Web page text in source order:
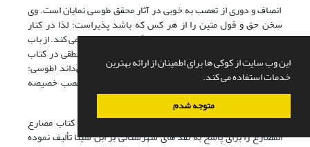
این وب سایت از کوکی ها برای اطمینان از ارائه بهترین
خدمات استفاده می کند.
متوجه شدم
انصاف و دوری از تعصب به خوبی در آثار محقق طوسی نمایان است. وی
سخن حق و قول متین را از هر کس که باشد پذیراست؛ لذا در کنار
نقدهای جدی اش بر فخر رازی، محاسن گفتارش را کتمان نمی کند. از باب
نمونه، تبیین و تفسیر فخر رازی از حجت های سه گانه منطقی در کتاب
المحصل را می‌ستاید و آن را در نهایت حسن و بلاغت می‌داند (طوسی:
1405 الف، 69). حاصل این‏که، جامع نگری و پرهیز از تعصب خصیصه
نمایان خواجه در مواجهه با آراء دیگران است.
وی کتاب تلخیص المحصل را برای نقد آراء فخر رازی و کتاب مصارع
المصارع را برای پاسخ به نقد های شهرستانی بر ابن سینا تألیف نموده